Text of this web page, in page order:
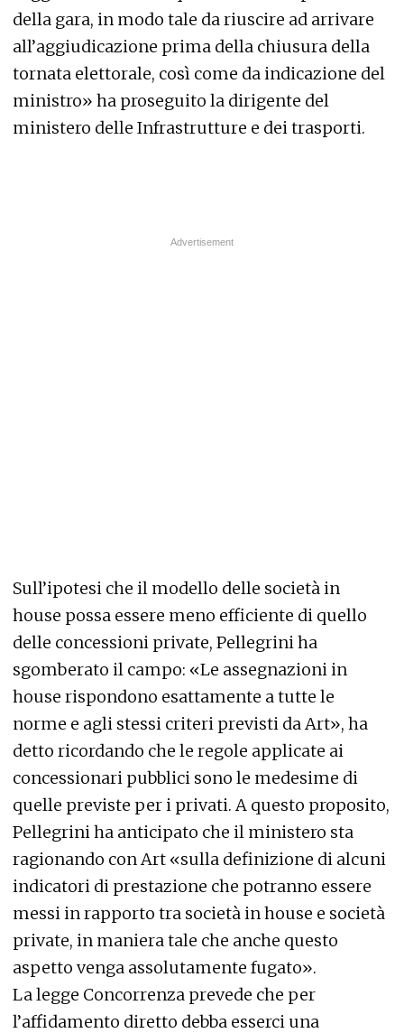
della gara, in modo tale da riuscire ad arrivare
all’aggiudicazione prima della chiusura della
tornata elettorale, così come da indicazione del
ministro» ha proseguito la dirigente del
ministero delle Infrastrutture e dei trasporti.
Sull’ipotesi che il modello delle società in
house possa essere meno efficiente di quello
delle concessioni private, Pellegrini ha
sgomberato il campo: «Le assegnazioni in
house rispondono esattamente a tutte le
norme e agli stessi criteri previsti da Art», ha
detto ricordando che le regole applicate ai
concessionari pubblici sono le medesime di
quelle previste per i privati. A questo proposito,
Pellegrini ha anticipato che il ministero sta
ragionando con Art «sulla definizione di alcuni
indicatori di prestazione che potranno essere
messi in rapporto tra società in house e società
private, in maniera tale che anche questo
aspetto venga assolutamente fugato».
La legge Concorrenza prevede che per
l’affidamento diretto debba esserci una